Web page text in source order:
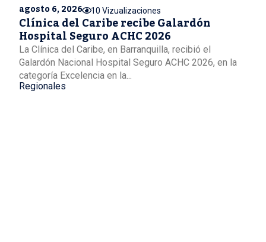
agosto 6, 2026 10 Vizualizaciones
Clínica del Caribe recibe Galardón
Hospital Seguro ACHC 2026
La Clínica del Caribe, en Barranquilla, recibió el
Galardón Nacional Hospital Seguro ACHC 2026, en la
categoría Excelencia en la...
Regionales